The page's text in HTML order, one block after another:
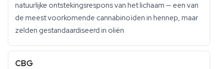
natuurlijke ontstekingsrespons van het lichaam — een van
de meest voorkomende cannabinoïden in hennep, maar
zelden gestandaardiseerd in oliën
CBG